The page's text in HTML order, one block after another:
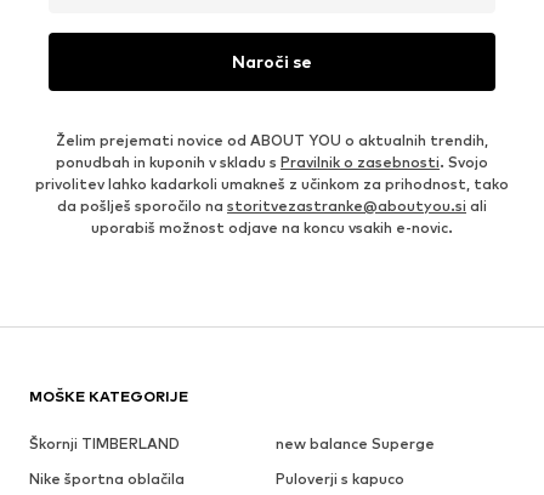
Naroči se
Želim prejemati novice od ABOUT YOU o aktualnih trendih,
ponudbah in kuponih v skladu s Pravilnik o zasebnosti. Svojo
privolitev lahko kadarkoli umakneš z učinkom za prihodnost, tako
da pošlješ sporočilo na storitvezastranke@aboutyou.si ali
uporabiš možnost odjave na koncu vsakih e-novic.
MOŠKE KATEGORIJE
Škornji TIMBERLAND
new balance Superge
Nike športna oblačila
Puloverji s kapuco